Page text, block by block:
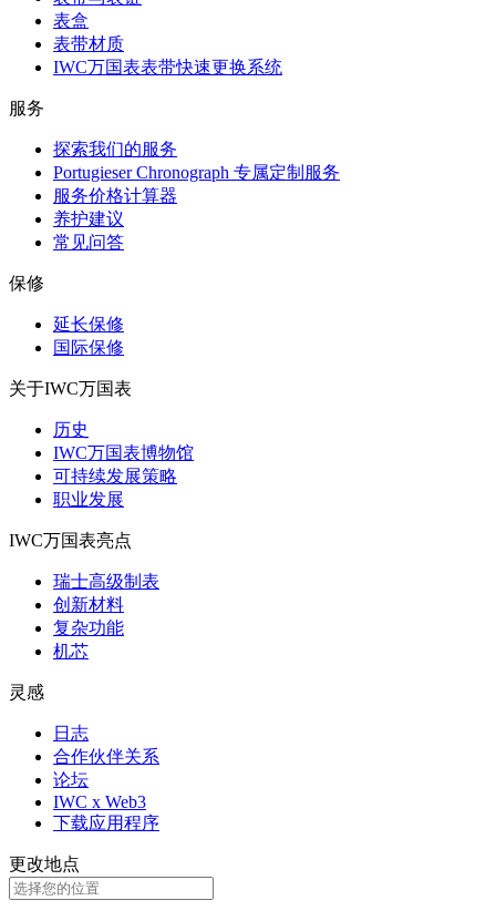
表盒
表带材质
IWC万国表表带快速更换系统
服务
探索我们的服务
Portugieser Chronograph 专属定制服务
服务价格计算器
养护建议
常见问答
保修
延长保修
国际保修
关于IWC万国表
历史
IWC万国表博物馆
可持续发展策略
职业发展
IWC万国表亮点
瑞士高级制表
创新材料
复杂功能
机芯
灵感
日志
合作伙伴关系
论坛
IWC x Web3
下载应用程序
更改地点